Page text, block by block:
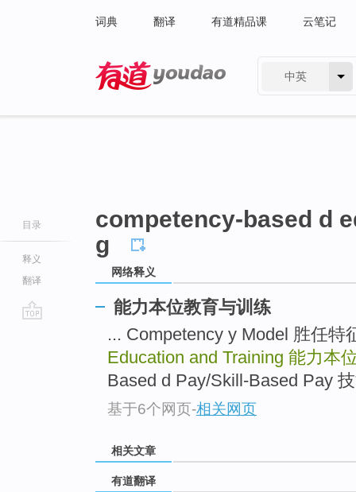
词典 翻译 有道精品课 云笔记
中英
目录
释义
翻译
competency-based d
g
网络释义
能力本位教育与训练
... Competency y Model 胜任特
Education and Training 能力本
Based d Pay/Skill-Based Pay
基于6个网页-相关网页
相关文章
有道翻译